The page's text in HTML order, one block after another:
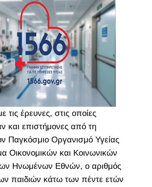
έρευνες, στις οποίες
και επιστήμονες από τη
Παγκόσμιο Οργανισμό Υγείας
Οικονομικών και Κοινωνικών
Ηνωμένων Εθνών, ο αριθμός
παιδιών κάτω των πέντε ετών